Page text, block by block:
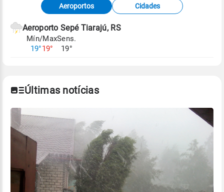
meteorológicas e satélite do Centro de Previsão
de Tempo e Estudos Climáticos (CPTEC).
Para obter mais informações sobre os dados
Aeroportos Cidades
Aeroporto Sepé Tiarajú, RS
Mín/Max
19°19°
Sens.
19°
Últimas notícias